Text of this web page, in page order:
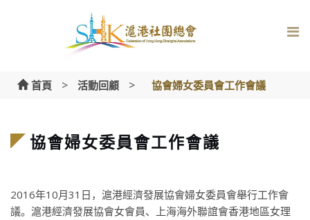
首頁 > 活動回顧 > 協會婦女委員會工作會議
協會婦女委員會工作會議
2016年10月31日，滬港經濟發展協會婦女委員會舉行工作會
議。滬港經濟發展協會女會員、上海海外聯誼會香港地區女理